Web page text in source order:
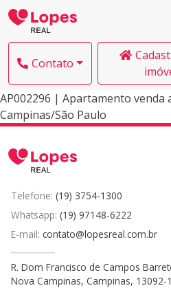
Contato
AP002296 | Apartamento venda
Campinas/São Paulo
Telefone: (19) 3754-1300
Whatsapp: (19) 97148-6222
E-mail: contato@lopesreal.com.br
R. Dom Francisco de Campos
Nova Campinas, Campinas, 13092-